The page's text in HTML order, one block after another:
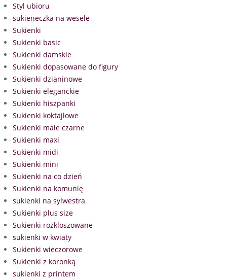
Styl ubioru
sukieneczka na wesele
Sukienki
Sukienki basic
Sukienki damskie
Sukienki dopasowane do figury
Sukienki dzianinowe
Sukienki eleganckie
Sukienki hiszpanki
Sukienki koktajlowe
Sukienki małe czarne
Sukienki maxi
Sukienki midi
Sukienki mini
Sukienki na co dzień
Sukienki na komunię
sukienki na sylwestra
Sukienki plus size
Sukienki rozkloszowane
sukienki w kwiaty
Sukienki wieczorowe
Sukienki z koronką
sukienki z printem